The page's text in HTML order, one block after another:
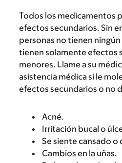
Todos los medicamentos
efectos secundarios. Sin
personas no tienen
tienen solamente efectos
menores. Llame a su
asistencia médica si le
efectos secundarios o no
Acné.
Irritación bucal o
Se siente cansado o
Cambios en la uñas.